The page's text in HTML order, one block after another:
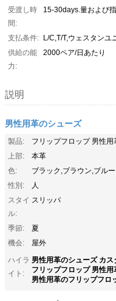
受渡し時
間:
15-30days.量および
支払条件: L/C,T/T,ウェスタンユ
供給の能
力:
2000ペア/日あたり
説明
男性用革のシューズ
製品:
フリップフロップ 男性
上部:
本革
色:
ブラック,ブラウン,ブルー
性別:
人
スタイ
ル:
スリッパ
季節:
夏
機会:
屋外
ハイラ
イト:
男性用革のシューズ カ
フリップフロップ 男性
男性用革のフリップフロ